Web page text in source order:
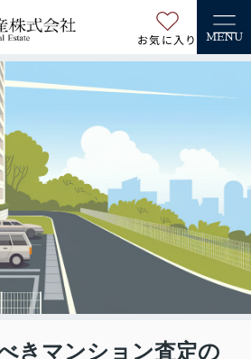
お気に入り MENU
きマンション査定の